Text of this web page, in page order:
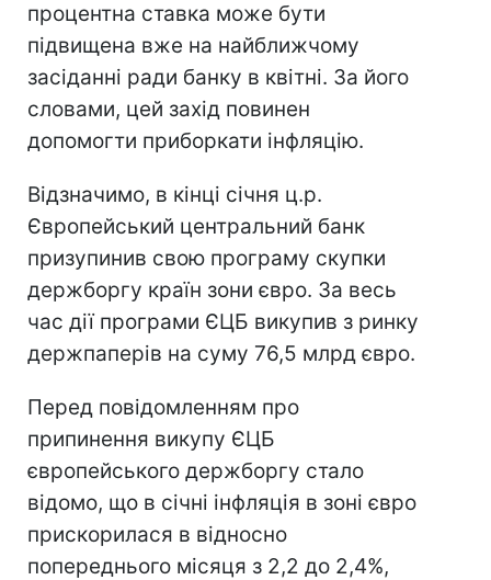
процентна ставка може бути
підвищена вже на найближчому
засіданні ради банку в квітні. За його
словами, цей захід повинен
допомогти приборкати інфляцію.
Відзначимо, в кінці січня ц.р.
Європейський центральний банк
призупинив свою програму скупки
держборгу країн зони євро. За весь
час дії програми ЄЦБ викупив з ринку
держпаперів на суму 76,5 млрд євро.
Перед повідомленням про
припинення викупу ЄЦБ
європейського держборгу стало
відомо, що в січні інфляція в зоні євро
прискорилася в відносно
попереднього місяця з 2,2 до 2,4%,